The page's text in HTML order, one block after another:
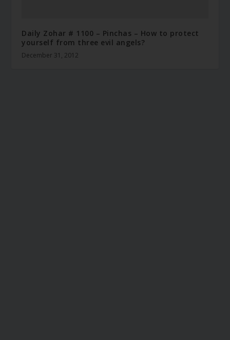
Daily Zohar # 1100 – Pinchas – How to protect
yourself from three evil angels?
December 31, 2012